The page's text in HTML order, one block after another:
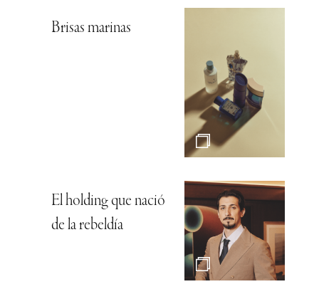
Brisas marinas
El holding que nació
de la rebeldía